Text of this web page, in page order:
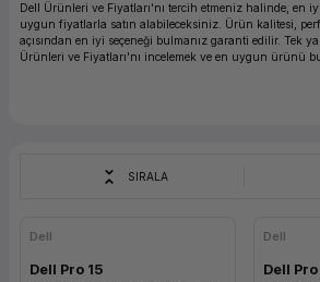
Dell Ürünleri ve Fiyatları'nı tercih etmeniz halinde, en
uygun fiyatlarla satın alabileceksiniz. Ürün kalitesi,
açısından en iyi seçeneği bulmanız garanti edilir. Tek
Ürünleri ve Fiyatları'nı incelemek ve en uygun ürünü
SIRALA
Dell
Dell Pro 15
Dell
Dell